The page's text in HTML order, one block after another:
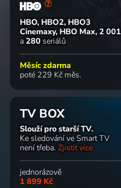
HBO, HBO2, HBO3
Cinemaxy, HBO Max 2 001
a 280 seriálů
Měsíc zdarma
poté 229 Kč měs.
TV BOX
Slouží pro starší TV.
Ke sledování ve Smart TV
není třeba. Zjistit více
jednorázově
1 899 Kč